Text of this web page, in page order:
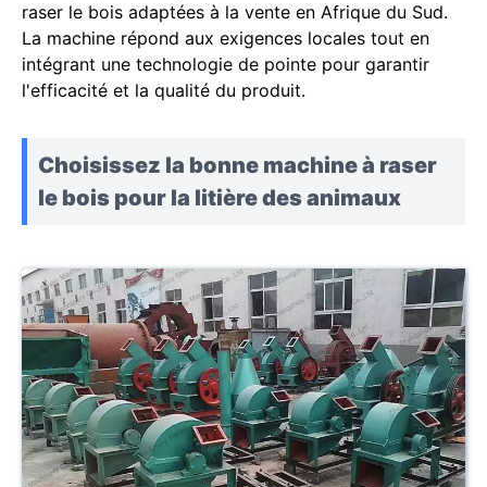
raser le bois adaptées à la vente en Afrique du Sud.
La machine répond aux exigences locales tout en
intégrant une technologie de pointe pour garantir
l'efficacité et la qualité du produit.
Choisissez la bonne machine à raser
le bois pour la litière des animaux